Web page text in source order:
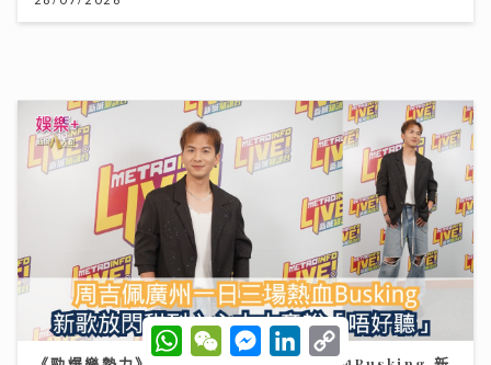
《新城財經投資博覽2026》盛況空前 多位星級專家真
知灼見 分享致勝關鍵
11/07/2026
W
h
W
e
M
e
L
C